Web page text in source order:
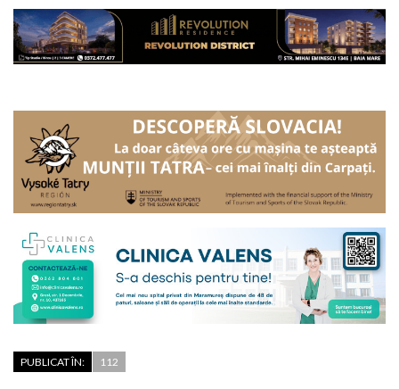
PUBLICAT ÎN: 112